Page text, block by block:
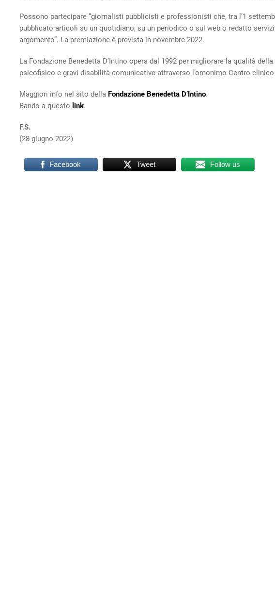
Possono partecipare “giornalisti pubblicisti e professionisti che, tra l’1
pubblicato articoli su un quotidiano, su un periodico o sul web o redatto
argomento”. La premiazione è prevista in novembre 2022.
La Fondazione Benedetta D’Intino opera dal 1992 per migliorare la qualità
psicofisico e gravi disabilità comunicative attraverso l’omonimo Centro
Maggiori info nel sito della Fondazione Benedetta D’Intino.
Bando a questo link.
F.S.
(28 giugno 2022)
Facebook Tweet Follow us